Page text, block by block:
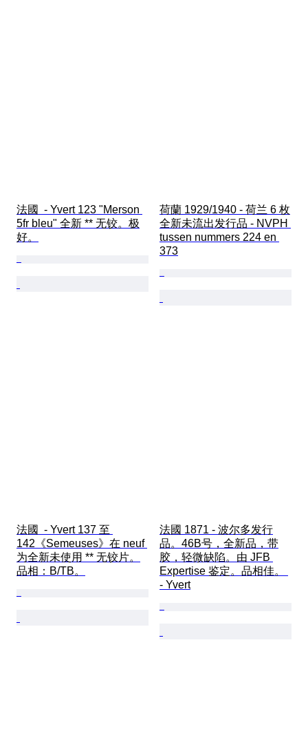
法國  - Yvert 123 "Merson
5fr bleu" 全新 ** 无铰。极
好。
荷蘭 1929/1940 - 荷兰 6 枚
全新未流出发行品 - NVPH
tussen nummers 224 en
373
法國  - Yvert 137 至
142《Semeuses》在 neuf
为全新未使用 ** 无铰片。
品相：B/TB。
法國 1871 - 波尔多发行
品。46B号，全新品，带
胶，轻微缺陷。由 JFB
Expertise 鉴定。品相佳。
- Yvert